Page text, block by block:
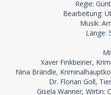
Regie:
Bearbeitung:
Musik:
Länge:
Xaver Finkbeiner,
Nina Brändle,
Dr. Florian Goll,
Gisela Wanner, Wirtin: